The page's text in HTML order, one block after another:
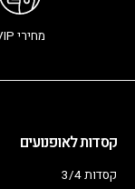
מחירי VIP
קסדות לאופנועים
קסדות 3/4